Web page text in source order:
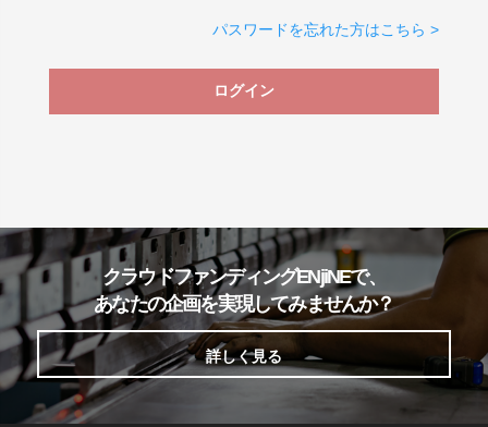
パスワードを忘れた方はこちら >
ログイン
クラウドファンディングENjiNEで、
あなたの企画を実現してみませんか？
詳しく見る